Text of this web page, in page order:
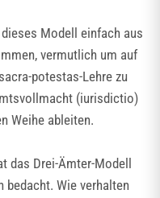
Modell einfach aus
vermutlich um auf
potestas-Lehre zu
(iurisdictio)
Weihe ableiten.
das Drei-Ämter-Modell
bedacht. Wie verhalten